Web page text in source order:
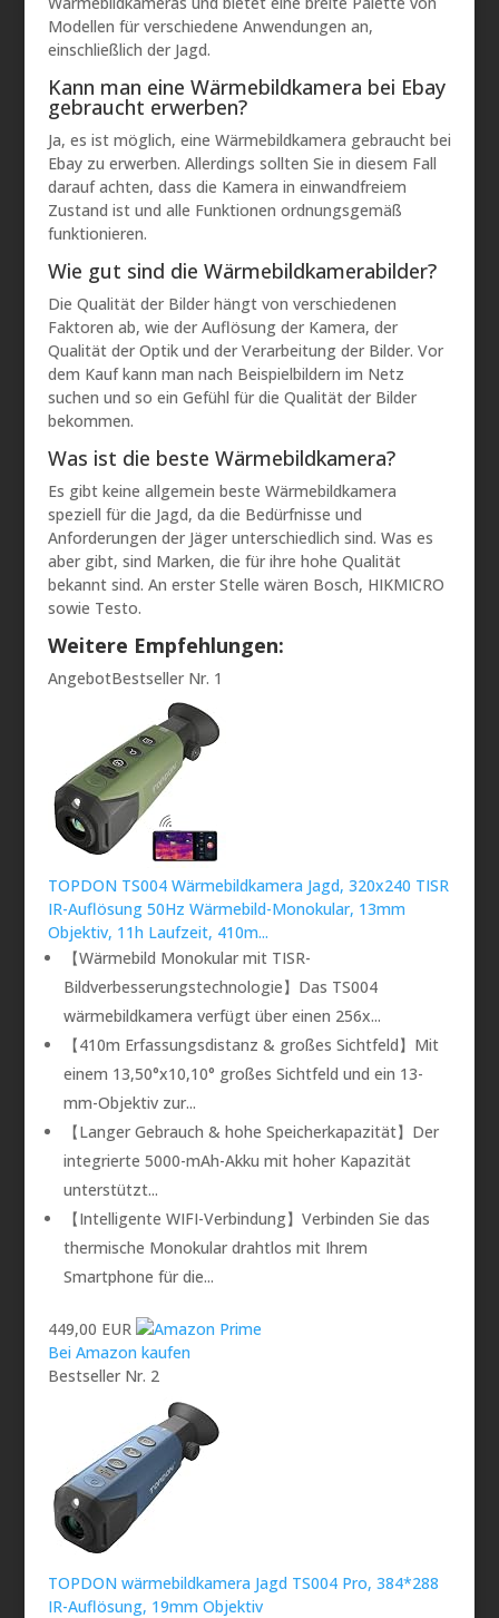
Modellen für verschiedene Anwendungen an,
einschließlich der Jagd.
Kann man eine Wärmebildkamera bei Ebay
gebraucht erwerben?
Ja, es ist möglich, eine Wärmebildkamera gebraucht bei
Ebay zu erwerben. Allerdings sollten Sie in diesem Fall
darauf achten, dass die Kamera in einwandfreiem
Zustand ist und alle Funktionen ordnungsgemäß
funktionieren.
Wie gut sind die Wärmebildkamerabilder?
Die Qualität der Bilder hängt von verschiedenen
Faktoren ab, wie der Auflösung der Kamera, der
Qualität der Optik und der Verarbeitung der Bilder. Vor
dem Kauf kann man nach Beispielbildern im Netz
suchen und so ein Gefühl für die Qualität der Bilder
bekommen.
Was ist die beste Wärmebildkamera?
Es gibt keine allgemein beste Wärmebildkamera
speziell für die Jagd, da die Bedürfnisse und
Anforderungen der Jäger unterschiedlich sind. Was es
aber gibt, sind Marken, die für ihre hohe Qualität
bekannt sind. An erster Stelle wären Bosch, HIKMICRO
sowie Testo.
Weitere Empfehlungen:
AngebotBestseller Nr. 1
TOPDON TS004 Wärmebildkamera Jagd, 320x240 TISR
IR-Auflösung 50Hz Wärmebild-Monokular, 13mm
Objektiv, 11h Laufzeit, 410m...
【Wärmebild Monokular mit TISR-
Bildverbesserungstechnologie】Das TS004
wärmebildkamera verfügt über einen 256x...
【410m Erfassungsdistanz & großes Sichtfeld】Mit
einem 13,50°x10,10° großes Sichtfeld und ein 13-
mm-Objektiv zur...
【Langer Gebrauch & hohe Speicherkapazität】Der
integrierte 5000-mAh-Akku mit hoher Kapazität
unterstützt...
【Intelligente WIFI-Verbindung】Verbinden Sie das
thermische Monokular drahtlos mit Ihrem
Smartphone für die...
449,00 EUR
Bei Amazon kaufen
Bestseller Nr. 2
TOPDON wärmebildkamera Jagd TS004 Pro, 384*288
IR-Auflösung, 19mm Objektiv